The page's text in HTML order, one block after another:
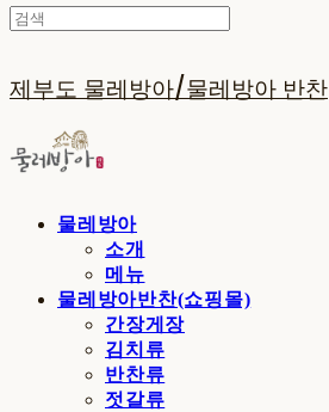
제부도 물레방아/물레방아 반찬
물레방아
소개
메뉴
물레방아반찬(쇼핑몰)
간장게장
김치류
반찬류
젓갈류